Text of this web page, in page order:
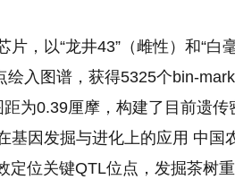
，以“龙井43”（雌性）和“白
入图谱，获得5325个bin-
为0.39厘摩，构建了目前遗传
基因发掘与进化上的应用 中国
定位关键QTL位点，发掘茶树